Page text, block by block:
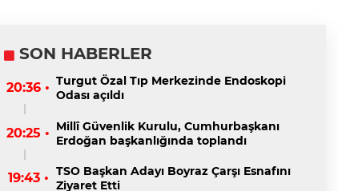
SON HABERLER
20:36 • Turgut Özal Tıp Merkezinde Endoskopi
Odası açıldı
20:25 • Millî Güvenlik Kurulu, Cumhurbaşkanı
Erdoğan başkanlığında toplandı
19:43 • TSO Başkan Adayı Boyraz Çarşı Esnafını
Ziyaret Etti